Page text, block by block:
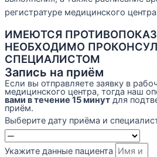
регистратуре медицинского
ИМЕЮТСЯ
НЕОБХОДИМО
СПЕЦИАЛИСТОМ
Запись на приём
Если вы отправляете заявку в
медицинского центра, тогда наш
вами в течение 15 минут для
приём.
Выберите дату приёма и
Укажите данные пациента